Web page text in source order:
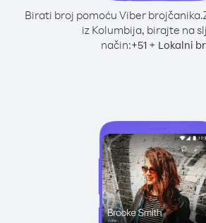
Birati broj pomoću Viber brojčanika.
iz Kolumbija, birajte na
način:+51 + Lokalni